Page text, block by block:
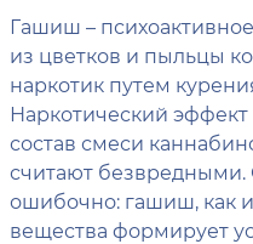
Гашиш –
из цветков и пыльцы
наркотик путем
Наркотический
состав смеси
считают безвредными.
ошибочно: гашиш, как
вещества формирует